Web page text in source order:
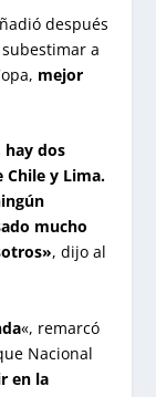
después
a
mejor
hay dos
Chile y Lima.
mucho
, dijo al
«, remarcó
Nacional
en la